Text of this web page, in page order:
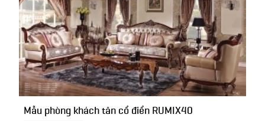
Mẫu phòng khách tân cổ điển RUMIX40